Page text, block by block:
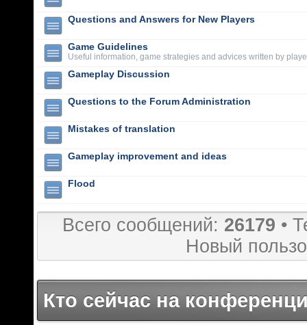
Questions and Answers for New Players
Game Guidelines
Useful information, game strategies and advices written by
Gameplay Discussion
Questions to the Forum Administration
Mistakes of translation
Gameplay improvement and ideas
Flood
Всего сообщений: 26179 •
Новый
Кто сейчас на